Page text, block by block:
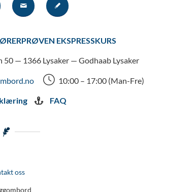
EKSPRESSKURS
50 — 1366 Lysaker — Godhaab Lysaker
10:00 – 17:00 (Man-Fre)
FAQ
oss